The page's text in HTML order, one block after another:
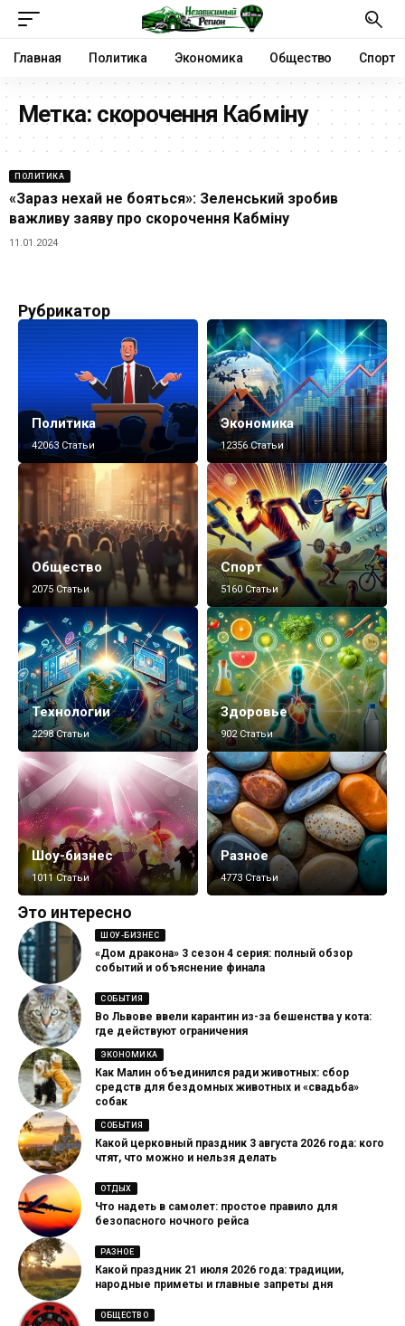
Главная Политика Экономика Общество Спорт
Метка: скорочення Кабміну
ПОЛИТИКА
«Зараз нехай не бояться»: Зеленський зробив
важливу заяву про скорочення Кабміну
11.01.2024
Рубрикатор
Политика
42063 Статьи
Экономика
12356 Статьи
Общество
2075 Статьи
Спорт
5160 Статьи
Технологии
2298 Статьи
Здоровье
902 Статьи
Шоу-бизнес
1011 Статьи
Разное
4773 Статьи
Это интересно
ШОУ-БИЗНЕС
«Дом дракона» 3 сезон 4 серия: полный обзор
событий и объяснение финала
СОБЫТИЯ
Во Львове ввели карантин из-за бешенства у кота:
где действуют ограничения
ЭКОНОМИКА
Как Малин объединился ради животных: сбор
средств для бездомных животных и «свадьба»
собак
СОБЫТИЯ
Какой церковный праздник 3 августа 2026 года: кого
чтят, что можно и нельзя делать
ОТДЫХ
Что надеть в самолет: простое правило для
безопасного ночного рейса
РАЗНОЕ
Какой праздник 21 июля 2026 года: традиции,
народные приметы и главные запреты дня
ОБЩЕСТВО